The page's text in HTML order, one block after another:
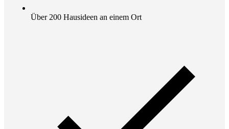
Über 200 Hausideen an einem Ort